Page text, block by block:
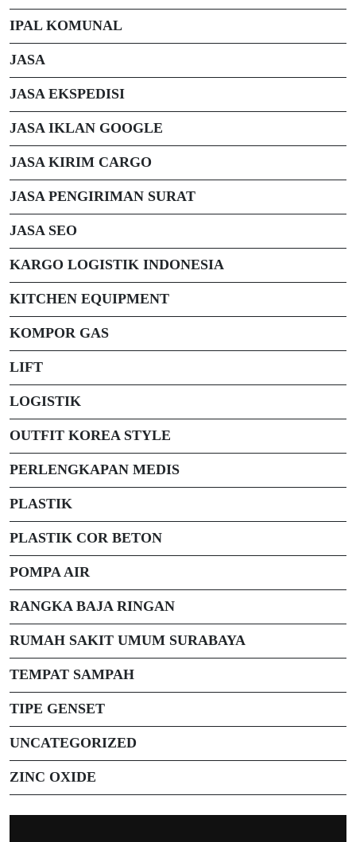
IPAL KOMUNAL
JASA
JASA EKSPEDISI
JASA IKLAN GOOGLE
JASA KIRIM CARGO
JASA PENGIRIMAN SURAT
JASA SEO
KARGO LOGISTIK INDONESIA
KITCHEN EQUIPMENT
KOMPOR GAS
LIFT
LOGISTIK
OUTFIT KOREA STYLE
PERLENGKAPAN MEDIS
PLASTIK
PLASTIK COR BETON
POMPA AIR
RANGKA BAJA RINGAN
RUMAH SAKIT UMUM SURABAYA
TEMPAT SAMPAH
TIPE GENSET
UNCATEGORIZED
ZINC OXIDE